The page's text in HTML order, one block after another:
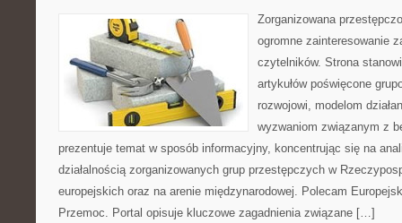
Zorganizowana
ogromne zainteresowanie
czytelników. Strona
artykułów poświęcone
rozwojowi, modelom
wyzwaniom związanym z
prezentuje temat w sposób informacyjny, koncentrując się na
działalnością zorganizowanych grup przestępczych w
europejskich oraz na arenie międzynarodowej. Polecam
Przemoc. Portal opisuje kluczowe zagadnienia związane […]